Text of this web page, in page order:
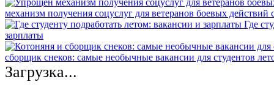
механизм получения соцуслуг для ветеранов боевых действий
Где
зарплаты
сборщик снеков: самые необычные вакансии для студентов
Загрузка...